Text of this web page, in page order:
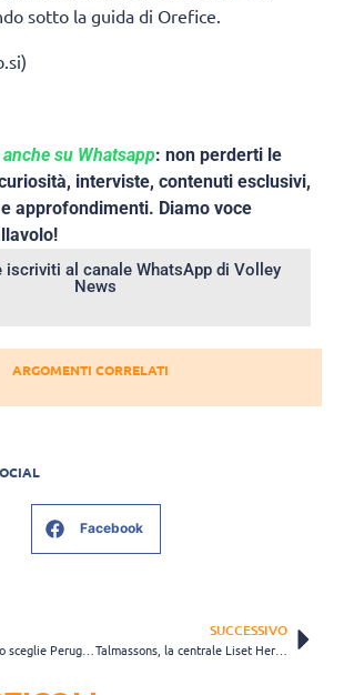
sotto la guida di Orefice.
su Whatsapp: non perderti le
interviste, contenuti esclusivi,
approfondimenti. Diamo voce
iscriviti al canale WhatsApp di Volley
News
ARGOMENTI CORRELATI
Facebook
SUCCESSIVO
Talmassons, la centrale Liset Herrera Blanco si presenta: “Porto carattere, energia e grinta cubana”